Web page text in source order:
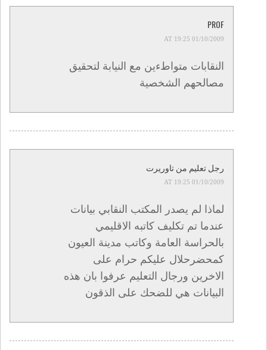
PROF
01/10/2009 AT 19:25
النقابات متواطءين مع النيابة لتحقيق
مصالحهم الشخصية
رجل تعليم من تاوريرت
01/10/2009 AT 19:25
لماذا لم يصدر المكتب النقابي بيانات
عندما تم تكليف كاتبه الاقليمي
بالحراسة العامة وكاتب مدينة العيون
كمحضرحلال عليكم حرام على
الاخرين ورجال التعليم عرفوا بان هذه
البيانات هي للضحك على الذقون